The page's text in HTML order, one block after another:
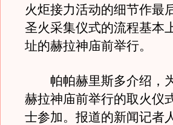
火炬接力活动的细节作最
圣火采集仪式的流程基本
址的赫拉神庙前举行。
帕帕赫里斯多介绍，为
赫拉神庙前举行的取火仪
士参加。报道的新闻记者